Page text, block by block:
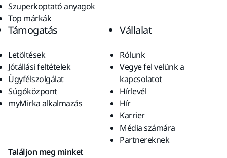
Szuperkoptató anyagok
Top márkák
Támogatás
Letöltések
Jótállási feltételek
Ügyfélszolgálat
Súgóközpont
myMirka alkalmazás
Vállalat
Rólunk
Vegye fel velünk a
kapcsolatot
Hírlevél
Hír
Karrier
Média számára
Partnereknek
Találjon meg minket